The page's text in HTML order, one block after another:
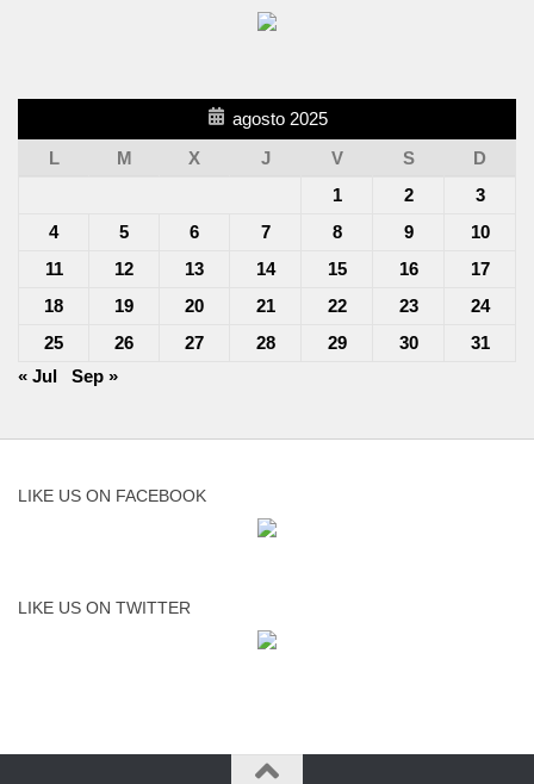
agosto 2025
L
M X J V S
D
1
2
3
4
5 6 7 8 9
10
11
12 13 14 15 16
17
18
19 20 21 22 23
24
25
26 27 28 29 30
31
« Jul
Sep »
LIKE US ON FACEBOOK
LIKE US ON TWITTER